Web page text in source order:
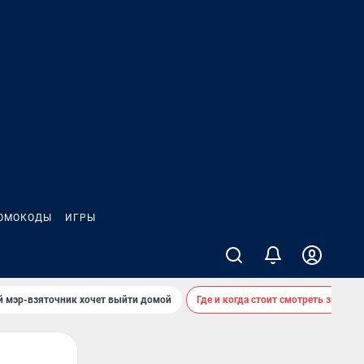
ИГРЫ
мэр-взяточник хочет выйти домой Где и когда стоит смотреть